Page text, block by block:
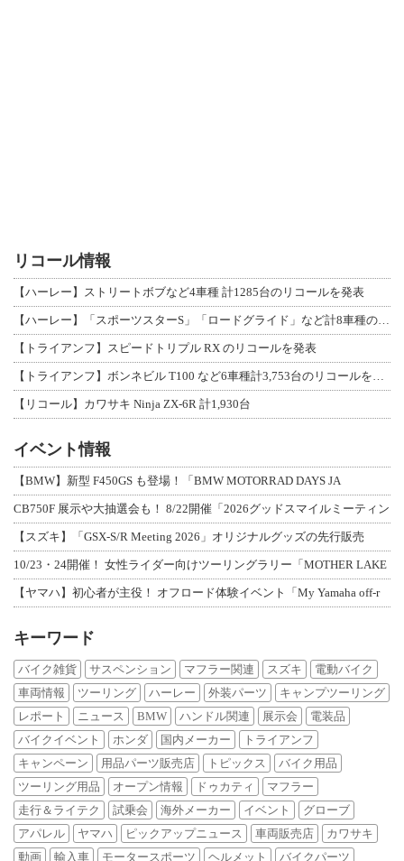
リコール情報
【ハーレー】ストリートボブなど4車種 計1285台のリコールを発表
【トライアンフ】スピードトリプル RX のリコールを発表
【リコール】カワサキ Ninja ZX-6R 計1,930台
イベント情報
【BMW】新型 F450GS も登場！「BMW MOTORRAD DAYS JA
CB750F 展示や大抽選会も！ 8/22開催「2026グッドスマイルミーティン
【スズキ】「GSX-S/R Meeting 2026」オリジナルグッズの先行販売
10/23・24開催！ 女性ライダー向けツーリングラリー「MOTHER LAKE
【ヤマハ】初心者が主役！ オフロード体験イベント「My Yamaha off-r
キーワード
バイク雑貨 サスペンション マフラー関連 スズキ
電動バイク
車両情報
ツーリング ハーレー 外装パーツ
キャンプツーリング
レポート
ニュース BMW ハンドル関連 展示会
電装品
バイクイベント
ホンダ 国内メーカー
トライアンフ
キャンペーン
用品パーツ販売店 トピックス
バイク用品
ツーリング用品
オープン情報 ドゥカティ
マフラー
走行＆ライテク
試乗会 海外メーカー イベント
グローブ
アパレル
ヤマハ ピックアップニュース 車両販売店
カワサキ
動画
輸入車 モータースポーツ ヘルメット バイクパーツ